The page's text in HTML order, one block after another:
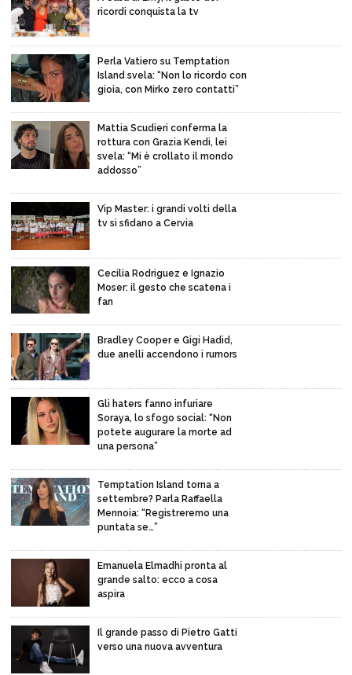
ricordi conquista la tv
Perla Vatiero su Temptation
Island svela: “Non lo ricordo con
gioia, con Mirko zero contatti”
Mattia Scudieri conferma la
rottura con Grazia Kendi, lei
svela: “Mi è crollato il mondo
addosso”
Vip Master: i grandi volti della
tv si sfidano a Cervia
Cecilia Rodriguez e Ignazio
Moser: il gesto che scatena i
fan
Bradley Cooper e Gigi Hadid,
due anelli accendono i rumors
Gli haters fanno infuriare
Soraya, lo sfogo social: “Non
potete augurare la morte ad
una persona”
Temptation Island torna a
settembre? Parla Raffaella
Mennoia: “Registreremo una
puntata se…”
Emanuela Elmadhi pronta al
grande salto: ecco a cosa
aspira
Il grande passo di Pietro Gatti
verso una nuova avventura